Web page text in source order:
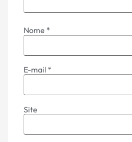
Nome *
E-mail *
Site